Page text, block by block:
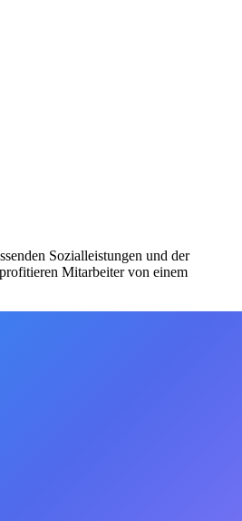
Sozialleistungen und der
Mitarbeiter von einem